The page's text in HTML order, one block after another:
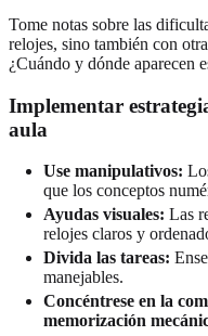
Tome notas sobre las
relojes, sino también con
¿Cuándo y dónde aparecen
Implementar
aula
Use manipulativos:
que los conceptos
Ayudas visuales: Las
relojes claros y
Divida las tareas:
manejables.
Concéntrese en la
memorización